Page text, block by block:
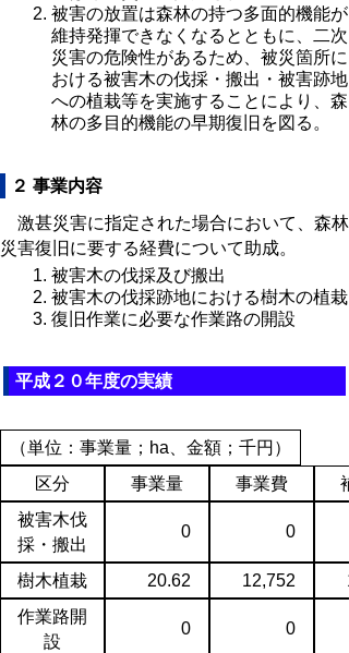
被害の放置は森林の持つ多面的機能が
維持発揮できなくなるとともに、二次
災害の危険性があるため、被災箇所に
おける被害木の伐採・搬出・被害跡地
への植栽等を実施することにより、森
林の多目的機能の早期復旧を図る。
２ 事業内容
激甚災害に指定された場合において、森林
災害復旧に要する経費について助成。
被害木の伐採及び搬出
被害木の伐採跡地における樹木の植栽
復旧作業に必要な作業路の開設
平成２０年度の実績
（単位：事業量；ha、金額；千円）
区分
事業量 事業費
被害木伐
採・搬出
0 0
樹木植栽 20.62 12,752
作業路開
設
0 0